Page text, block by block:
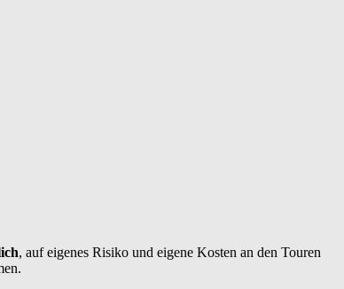
, auf eigenes Risiko und eigene Kosten an den Touren